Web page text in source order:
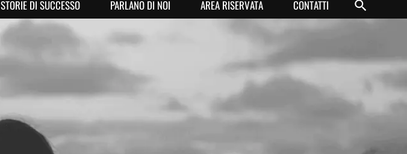
STORIE DI SUCCESSO PARLANO DI NOI AREA RISERVATA CONTATTI